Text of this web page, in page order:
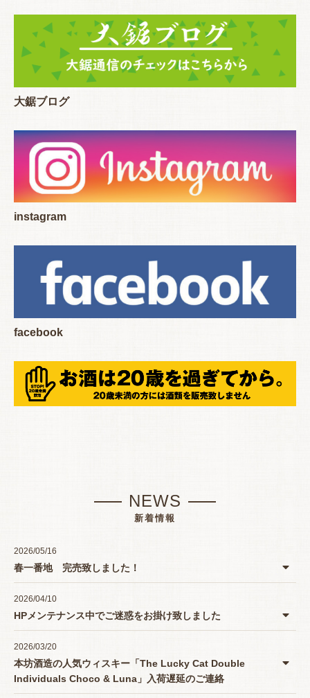
大鋸ブログ
instagram
facebook
NEWS
新着情報
2026/05/16
春一番地 完売致しました！
2026/04/10
HPメンテナンス中でご迷惑をお掛け致しました
2026/03/20
本坊酒造の人気ウィスキー「The Lucky Cat Double
Individuals Choco & Luna」入荷遅延のご連絡